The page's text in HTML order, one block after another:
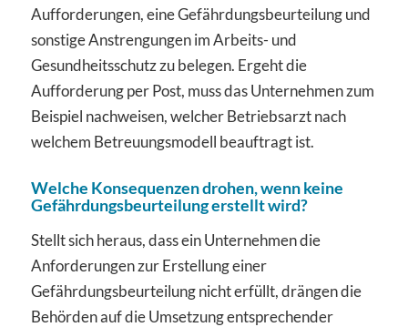
Aufforderungen, eine Gefährdungsbeurteilung und
sonstige Anstrengungen im Arbeits- und
Gesundheitsschutz zu belegen. Ergeht die
Aufforderung per Post, muss das Unternehmen zum
Beispiel nachweisen, welcher Betriebsarzt nach
welchem Betreuungsmodell beauftragt ist.
Welche Konsequenzen drohen, wenn keine
Gefährdungsbeurteilung erstellt wird?
Stellt sich heraus, dass ein Unternehmen die
Anforderungen zur Erstellung einer
Gefährdungsbeurteilung nicht erfüllt, drängen die
Behörden auf die Umsetzung entsprechender